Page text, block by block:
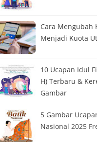
Cara Mengubah
Menjadi Kuota
10 Ucapan Idul
H) Terbaru &
Gambar
5 Gambar
Nasional 2025